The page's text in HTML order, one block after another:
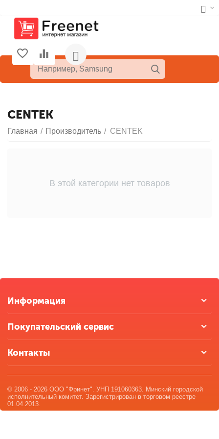
CENTEK
Главная / Производитель / CENTEK
В этой категории нет товаров
Информация
Покупательский сервис
Контакты
© 2006 - 2026 ООО "Фринет". УНП 191060363. Минский городской
исполнительный комитет. Зарегистрирован в торговом реестре
01.04.2013.